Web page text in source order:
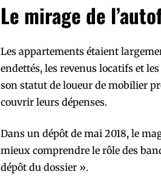
Le mirage de
Les appartements étaient
endettés, les revenus locatifs et
son statut de loueur de mobilier
couvrir leurs dépenses.
Dans un dépôt de mai 2018, le
mieux comprendre le rôle des
dépôt du dossier ».